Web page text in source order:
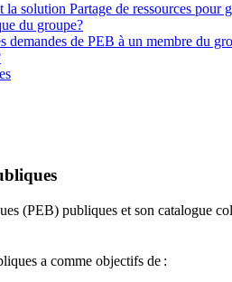
solution Partage de ressources pour
du groupe?
de PEB à un membre du
(PEB) publiques et son catalogue
a comme objectifs de :